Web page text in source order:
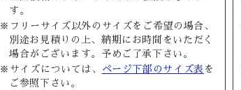
す。
※フリーサイズ以外のサイズをご希望の場合、
別途お見積りの上、納期にお時間をいただく
場合がございます。予めご了承下さい。
※サイズについては、 ページ下部のサイズ表 を
ご参照下さい。